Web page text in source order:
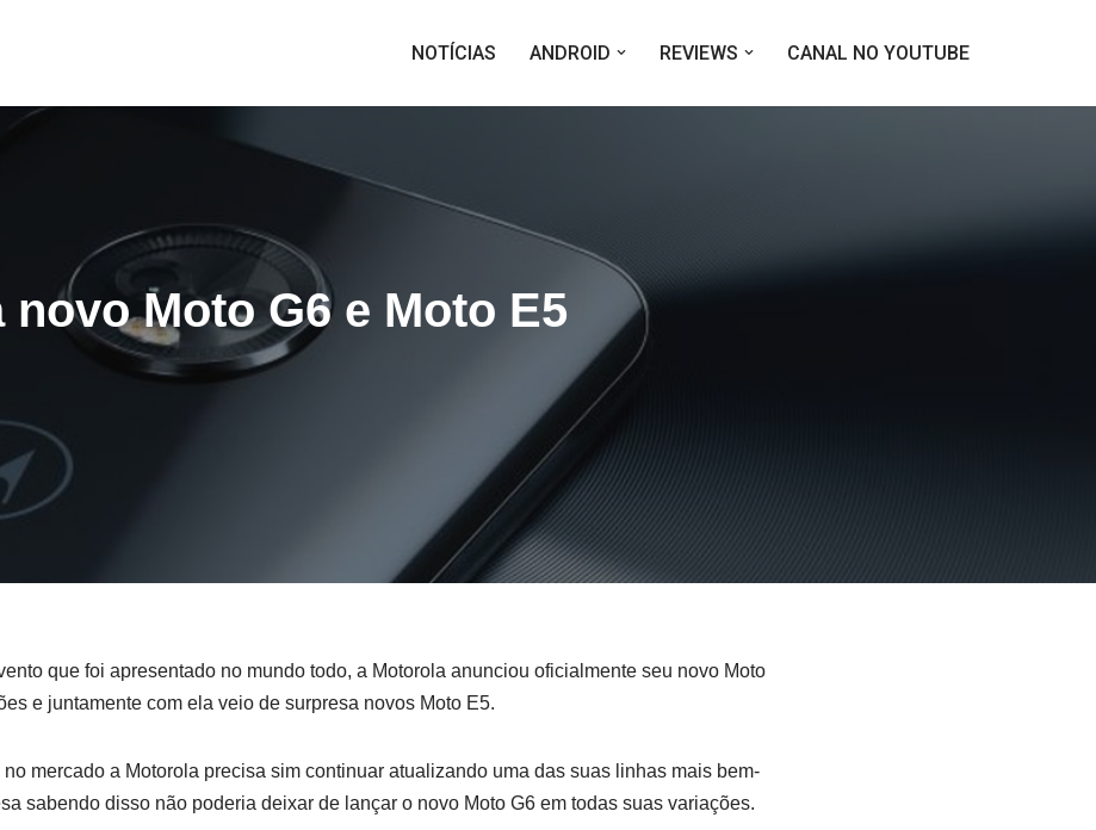
NOTÍCIAS ANDROID REVIEWS CANAL NO YOUTUBE
Moto G6 e Moto E5
que foi apresentado no mundo todo, a Motorola anunciou oficialmente seu novo Moto
e juntamente com ela veio de surpresa novos Moto E5.
no mercado a Motorola precisa sim continuar atualizando uma das suas linhas mais bem-
sabendo disso não poderia deixar de lançar o novo Moto G6 em todas suas variações.